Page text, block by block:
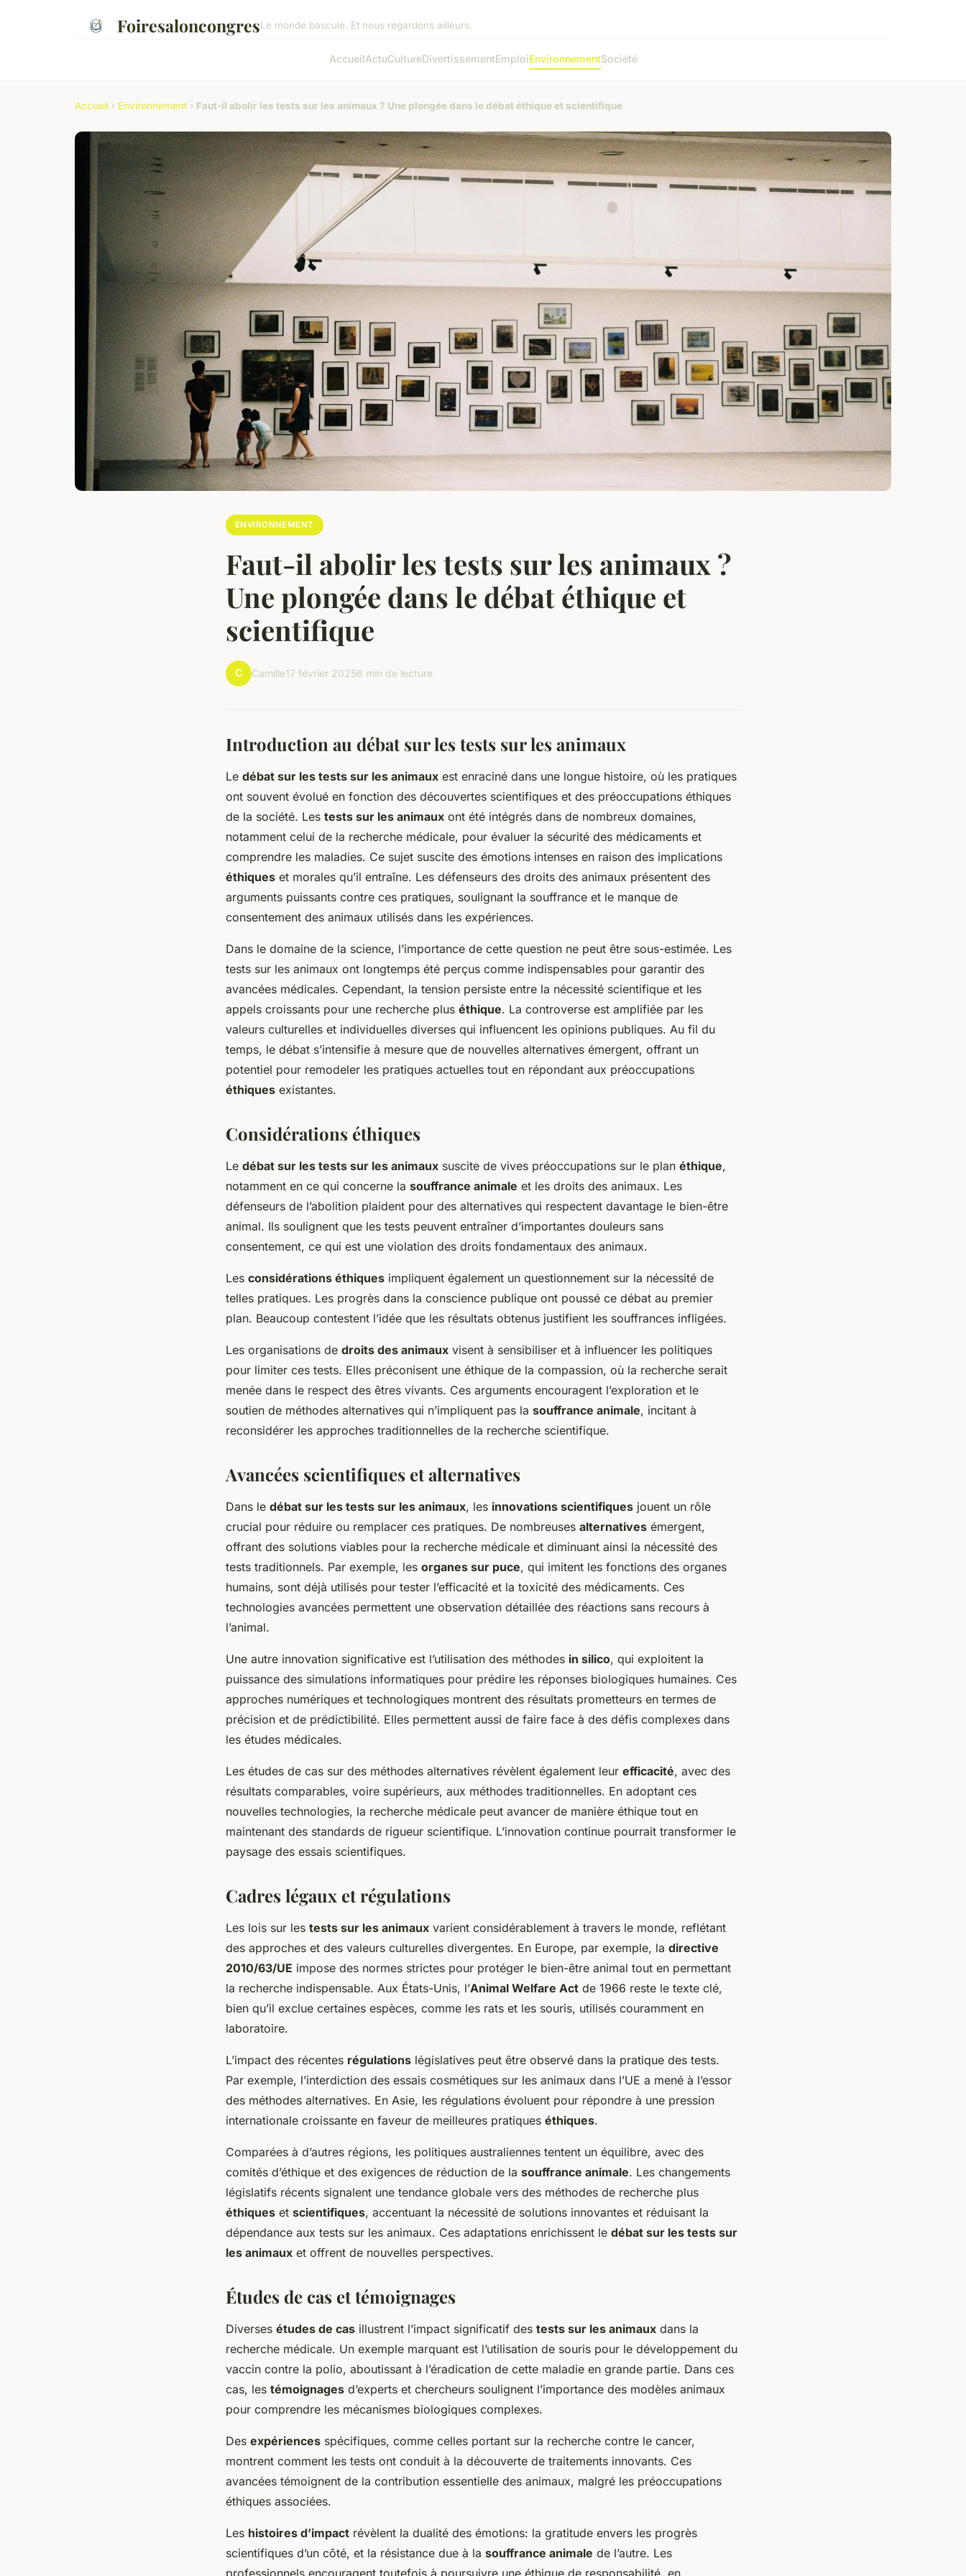
FoiresaloncongresLe monde bascule. Et nous regardons ailleurs.
AccueilActuCultureDivertissementEmploiEnvironnementSociété
Accueil › Environnement › Faut-il abolir les tests sur les animaux ? Une plongée dans le débat éthique et scientifique
ENVIRONNEMENT
Faut-il abolir les tests sur les animaux ?
Une plongée dans le débat éthique et
scientifique
C Camille17 février 20256 min de lecture
Introduction au débat sur les tests sur les animaux
Le débat sur les tests sur les animaux est enraciné dans une longue histoire, où les pratiques
ont souvent évolué en fonction des découvertes scientifiques et des préoccupations éthiques
de la société. Les tests sur les animaux ont été intégrés dans de nombreux domaines,
notamment celui de la recherche médicale, pour évaluer la sécurité des médicaments et
comprendre les maladies. Ce sujet suscite des émotions intenses en raison des implications
éthiques et morales qu’il entraîne. Les défenseurs des droits des animaux présentent des
arguments puissants contre ces pratiques, soulignant la souffrance et le manque de
consentement des animaux utilisés dans les expériences.
Dans le domaine de la science, l’importance de cette question ne peut être sous-estimée. Les
tests sur les animaux ont longtemps été perçus comme indispensables pour garantir des
avancées médicales. Cependant, la tension persiste entre la nécessité scientifique et les
appels croissants pour une recherche plus éthique. La controverse est amplifiée par les
valeurs culturelles et individuelles diverses qui influencent les opinions publiques. Au fil du
temps, le débat s’intensifie à mesure que de nouvelles alternatives émergent, offrant un
potentiel pour remodeler les pratiques actuelles tout en répondant aux préoccupations
éthiques existantes.
Considérations éthiques
Le débat sur les tests sur les animaux suscite de vives préoccupations sur le plan éthique,
notamment en ce qui concerne la souffrance animale et les droits des animaux. Les
défenseurs de l’abolition plaident pour des alternatives qui respectent davantage le bien-être
animal. Ils soulignent que les tests peuvent entraîner d’importantes douleurs sans
consentement, ce qui est une violation des droits fondamentaux des animaux.
Les considérations éthiques impliquent également un questionnement sur la nécessité de
telles pratiques. Les progrès dans la conscience publique ont poussé ce débat au premier
plan. Beaucoup contestent l’idée que les résultats obtenus justifient les souffrances infligées.
Les organisations de droits des animaux visent à sensibiliser et à influencer les politiques
pour limiter ces tests. Elles préconisent une éthique de la compassion, où la recherche serait
menée dans le respect des êtres vivants. Ces arguments encouragent l’exploration et le
soutien de méthodes alternatives qui n’impliquent pas la souffrance animale, incitant à
reconsidérer les approches traditionnelles de la recherche scientifique.
Avancées scientifiques et alternatives
Dans le débat sur les tests sur les animaux, les innovations scientifiques jouent un rôle
crucial pour réduire ou remplacer ces pratiques. De nombreuses alternatives émergent,
offrant des solutions viables pour la recherche médicale et diminuant ainsi la nécessité des
tests traditionnels. Par exemple, les organes sur puce, qui imitent les fonctions des organes
humains, sont déjà utilisés pour tester l’efficacité et la toxicité des médicaments. Ces
technologies avancées permettent une observation détaillée des réactions sans recours à
l’animal.
Une autre innovation significative est l’utilisation des méthodes in silico, qui exploitent la
puissance des simulations informatiques pour prédire les réponses biologiques humaines. Ces
approches numériques et technologiques montrent des résultats prometteurs en termes de
précision et de prédictibilité. Elles permettent aussi de faire face à des défis complexes dans
les études médicales.
Les études de cas sur des méthodes alternatives révèlent également leur efficacité, avec des
résultats comparables, voire supérieurs, aux méthodes traditionnelles. En adoptant ces
nouvelles technologies, la recherche médicale peut avancer de manière éthique tout en
maintenant des standards de rigueur scientifique. L’innovation continue pourrait transformer le
paysage des essais scientifiques.
Cadres légaux et régulations
Les lois sur les tests sur les animaux varient considérablement à travers le monde, reflétant
des approches et des valeurs culturelles divergentes. En Europe, par exemple, la directive
2010/63/UE impose des normes strictes pour protéger le bien-être animal tout en permettant
la recherche indispensable. Aux États-Unis, l’Animal Welfare Act de 1966 reste le texte clé,
bien qu’il exclue certaines espèces, comme les rats et les souris, utilisés couramment en
laboratoire.
L’impact des récentes régulations législatives peut être observé dans la pratique des tests.
Par exemple, l’interdiction des essais cosmétiques sur les animaux dans l’UE a mené à l’essor
des méthodes alternatives. En Asie, les régulations évoluent pour répondre à une pression
internationale croissante en faveur de meilleures pratiques éthiques.
Comparées à d’autres régions, les politiques australiennes tentent un équilibre, avec des
comités d’éthique et des exigences de réduction de la souffrance animale. Les changements
législatifs récents signalent une tendance globale vers des méthodes de recherche plus
éthiques et scientifiques, accentuant la nécessité de solutions innovantes et réduisant la
dépendance aux tests sur les animaux. Ces adaptations enrichissent le débat sur les tests sur
les animaux et offrent de nouvelles perspectives.
Études de cas et témoignages
Diverses études de cas illustrent l’impact significatif des tests sur les animaux dans la
recherche médicale. Un exemple marquant est l’utilisation de souris pour le développement du
vaccin contre la polio, aboutissant à l’éradication de cette maladie en grande partie. Dans ces
cas, les témoignages d’experts et chercheurs soulignent l’importance des modèles animaux
pour comprendre les mécanismes biologiques complexes.
Des expériences spécifiques, comme celles portant sur la recherche contre le cancer,
montrent comment les tests ont conduit à la découverte de traitements innovants. Ces
avancées témoignent de la contribution essentielle des animaux, malgré les préoccupations
éthiques associées.
Les histoires d’impact révèlent la dualité des émotions: la gratitude envers les progrès
scientifiques d’un côté, et la résistance due à la souffrance animale de l’autre. Les
professionnels encouragent toutefois à poursuivre une éthique de responsabilité, en